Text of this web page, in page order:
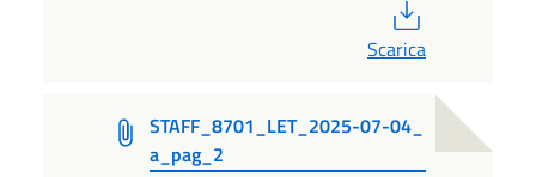
Scarica
STAFF_8701_LET_2025-07-04_
a_pag_2